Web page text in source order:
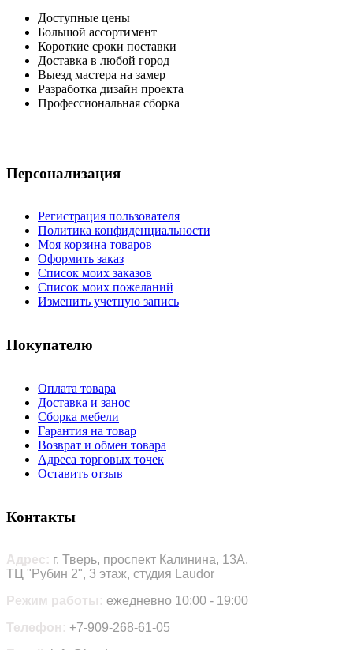
Доступные цены
Большой ассортимент
Короткие сроки поставки
Доставка в любой город
Выезд мастера на замер
Разработка дизайн проекта
Профессиональная сборка
Персонализация
Регистрация пользователя
Политика конфиденциальности
Моя корзина товаров
Оформить заказ
Список моих заказов
Список моих пожеланий
Изменить учетную запись
Покупателю
Оплата товара
Доставка и занос
Сборка мебели
Гарантия на товар
Возврат и обмен товара
Адреса торговых точек
Оставить отзыв
Контакты
Адрес: г. Тверь, проспект Калинина, 13А,
ТЦ "Рубин 2", 3 этаж, студия Laudor
Режим работы: ежедневно 10:00 - 19:00
Телефон: +7-909-268-61-05